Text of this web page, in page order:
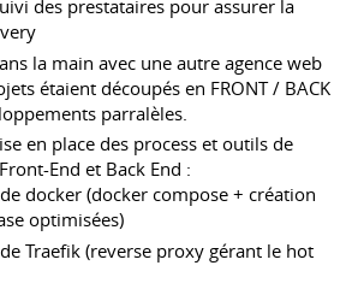
des prestataires pour assurer la
la main avec une autre agence web
étaient découpés en FRONT / BACK
parralèles.
en place des process et outils de
End et Back End :
docker (docker compose + création
optimisées)
Traefik (reverse proxy gérant le hot